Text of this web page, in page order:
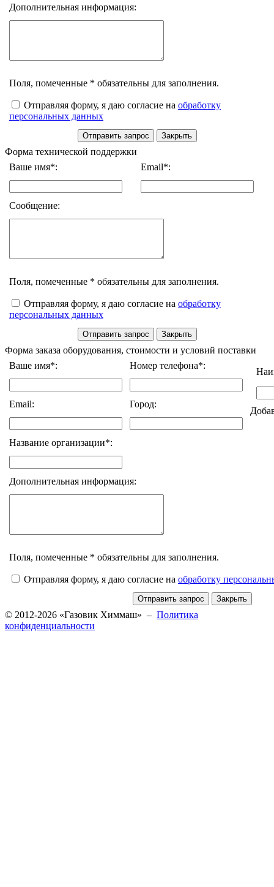
Дополнительная информация:
Поля, помеченные * обязательны для заполнения.
Отправляя форму, я даю согласие на обработку
персональных данных
Форма технической поддержки
Ваше имя*:
Email*:
Сообщение:
Поля, помеченные * обязательны для заполнения.
Отправляя форму, я даю согласие на обработку
персональных данных
Форма заказа оборудования, стоимости и условий поставки
Ваше имя*:
Номер телефона*:
Email: Город:
Название организации*:
Дополнительная информация:
Поля, помеченные * обязательны для заполнения.
Отправляя форму, я даю согласие на обработку
© 2012-2026 «Газовик Химмаш» – Политика
конфиденциальности